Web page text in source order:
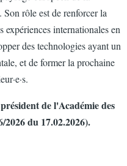
rôle est de renforcer la
internationales en
des technologies ayant un
et de former la prochaine
de l'Académie des
2026 du 17.02.2026).